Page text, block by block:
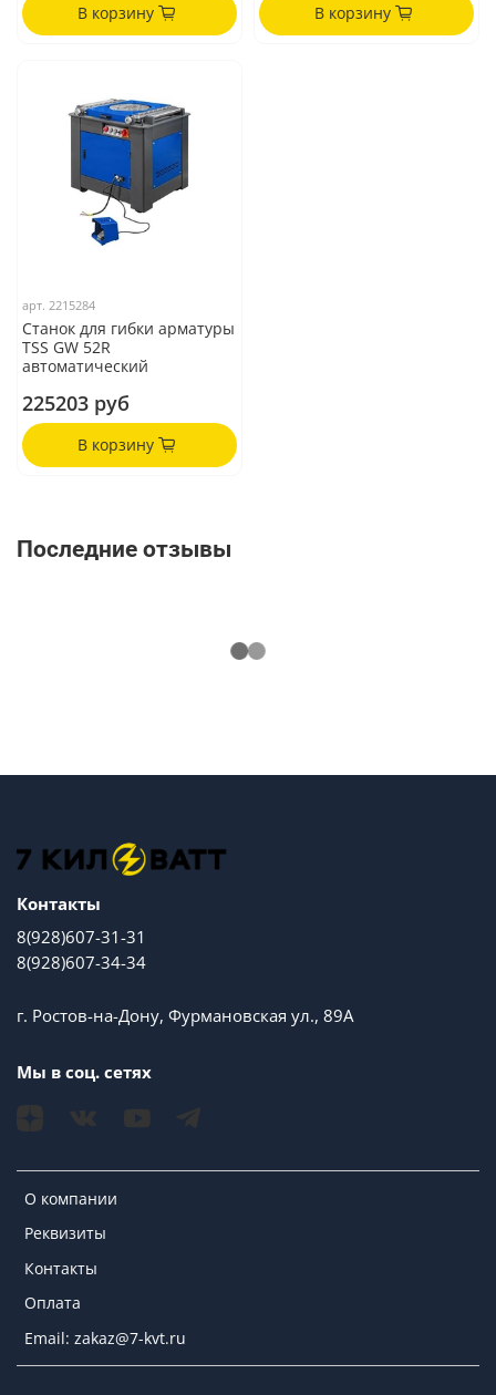
В корзину В корзину
арт.2215284
Станок для гибки арматуры
TSS GW 52R
автоматический
225203 руб
В корзину
Последние отзывы
О компании
Реквизиты
Контакты
Оплата
Email: zakaz@7-kvt.ru
Контакты
8(928)607-31-31
8(928)607-34-34
г. Ростов-на-Дону, Фурмановская ул., 89А
Мы в соц. сетях